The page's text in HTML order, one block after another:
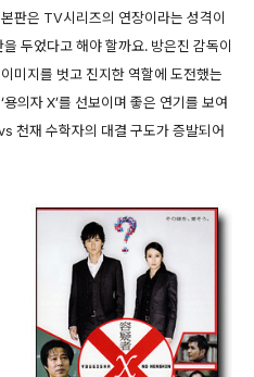
판은 TV시리즈의 연장이라는 성격이
두었다고 해야 할까요. 방은진 감독이
미지를 벗고 진지한 역할에 도전했는
의자 X’를 선보이며 좋은 연기를 보여
천재 수학자의 대결 구도가 증발되어